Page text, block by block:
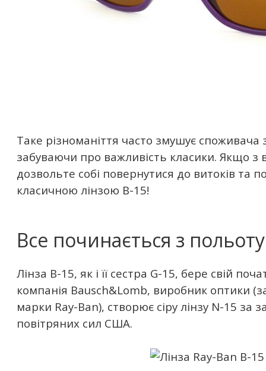
Таке різноманіття часто змушує
забуваючи про важливість класики. Якщо з
дозвольте собі повернутися до витоків та
класичною лінзою B-15!
Все починається з польоту
Лінза B-15, як і її сестра G-15, бере свій
компанія Bausch&Lomb, виробник оптики
марки Ray-Ban), створює сіру лінзу N-15 за
повітряних сил США.